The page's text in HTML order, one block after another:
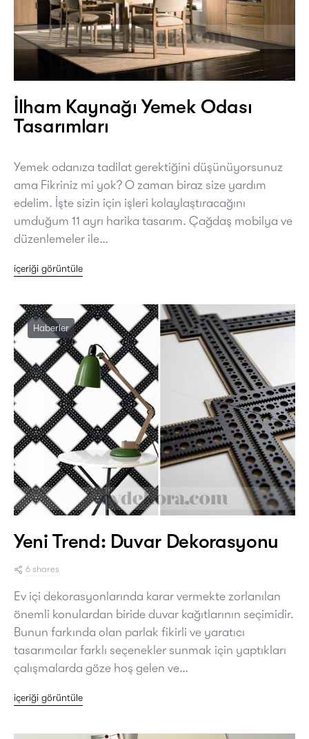
İlham Kaynağı Yemek Odası
Tasarımları
Yemek odanıza tadilat gerektiğini düşünüyorsunuz
ama Fikriniz mi yok? O zaman biraz size yardım
edelim. İşte sizin için işleri kolaylaştıracağını
umduğum 11 ayrı harika tasarım. Çağdaş mobilya ve
düzenlemeler ile…
içeriği görüntüle
Haberler
Yeni Trend: Duvar Dekorasyonu
6 shares
Ev içi dekorasyonlarında karar vermekte zorlanılan
önemli konulardan biride duvar kağıtlarının seçimidir.
Bunun farkında olan parlak fikirli ve yaratıcı
tasarımcılar farklı seçenekler sunmak için yaptıkları
çalışmalarda göze hoş gelen ve…
içeriği görüntüle